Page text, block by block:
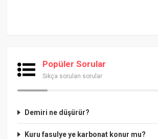
Popüler Sorular
Sıkça sorulan sorular
Demiri ne düşürür?
Kuru fasulye ye karbonat konur mu?